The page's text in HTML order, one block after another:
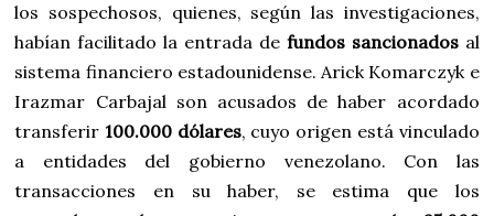
los sospechosos, quienes, según las investigaciones,
habían facilitado la entrada de fundos sancionadosal
sistema financiero estadounidense. Arick Komarczyk e
Irazmar Carbajal son acusados de haber acordado
transferir100.000 dólares, cuyo origen está vinculado
a entidades del gobierno venezolano. Con las
transacciones en su haber, se estima que los